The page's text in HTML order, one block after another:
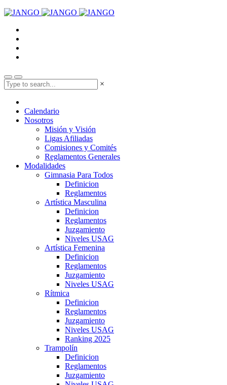
×
Calendario
Nosotros
Misión y Visión
Ligas Afiliadas
Comisiones y Comités
Reglamentos Generales
Modalidades
Gimnasia Para Todos
Definicion
Reglamentos
Artística Masculina
Definicion
Reglamentos
Juzgamiento
Niveles USAG
Artística Femenina
Definicion
Reglamentos
Juzgamiento
Niveles USAG
Rítmica
Definicion
Reglamentos
Juzgamiento
Niveles USAG
Ranking 2025
Trampolín
Definicion
Reglamentos
Juzgamiento